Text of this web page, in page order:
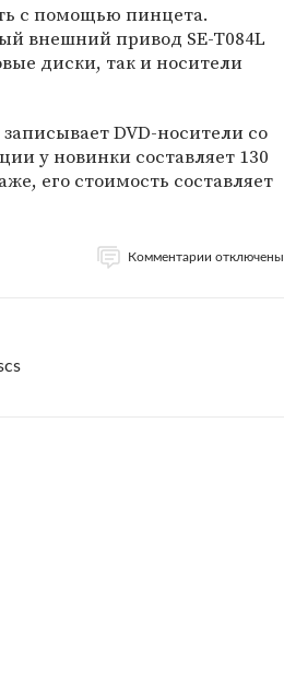
с помощью пинцета.
внешний привод SE-T084L
диски, так и носители
DVD-носители со
у новинки составляет 130
его стоимость составляет
Комментарии отключены